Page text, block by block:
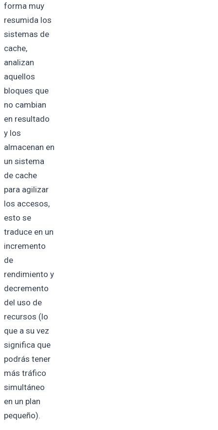
forma muy
resumida los
sistemas de
cache,
analizan
aquellos
bloques que
no cambian
en resultado
y los
almacenan en
un sistema
de cache
para agilizar
los accesos,
esto se
traduce en un
incremento
de
rendimiento y
decremento
del uso de
recursos (lo
que a su vez
significa que
podrás tener
más tráfico
simultáneo
en un plan
pequeño).